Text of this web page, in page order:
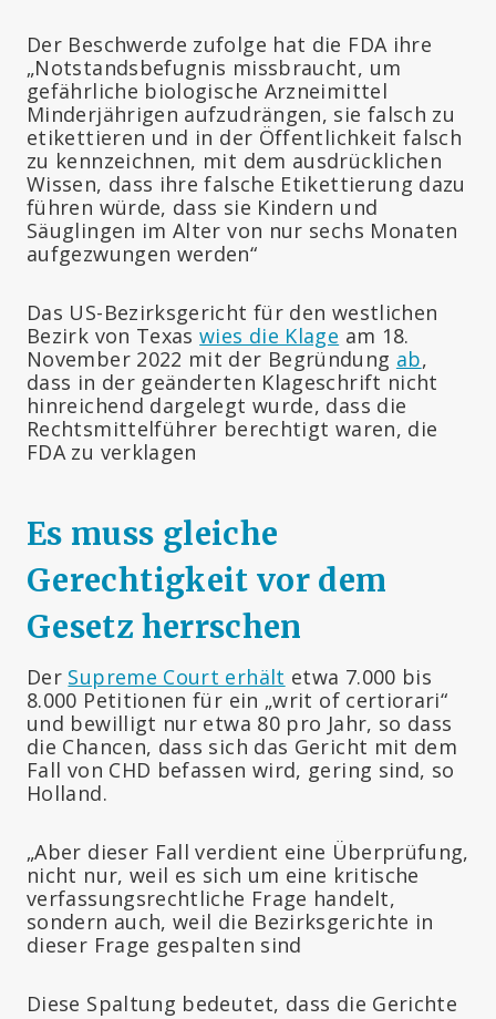
Der Beschwerde zufolge hat die FDA ihre
„Notstandsbefugnis missbraucht, um
gefährliche biologische Arzneimittel
Minderjährigen aufzudrängen, sie falsch zu
etikettieren und in der Öffentlichkeit falsch
zu kennzeichnen, mit dem ausdrücklichen
Wissen, dass ihre falsche Etikettierung dazu
führen würde, dass sie Kindern und
Säuglingen im Alter von nur sechs Monaten
aufgezwungen werden“
Das US-Bezirksgericht für den westlichen
Bezirk von Texaswies die Klage am 18.
November 2022 mit der Begründung ab,
dass in der geänderten Klageschrift nicht
hinreichend dargelegt wurde, dass die
Rechtsmittelführer berechtigt waren, die
FDA zu verklagen
Es muss gleiche
Gerechtigkeit vor dem
Gesetz herrschen
Der Supreme Court erhält etwa 7.000 bis
8.000 Petitionen für ein „writ of certiorari“
und bewilligt nur etwa 80 pro Jahr, so dass
die Chancen, dass sich das Gericht mit dem
Fall von CHD befassen wird, gering sind, so
Holland.
„Aber dieser Fall verdient eine Überprüfung,
nicht nur, weil es sich um eine kritische
verfassungsrechtliche Frage handelt,
sondern auch, weil die Bezirksgerichte in
dieser Frage gespalten sind
Diese Spaltung bedeutet, dass die Gerichte